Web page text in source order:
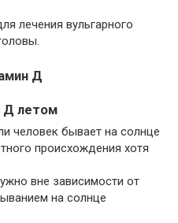
лечения вульгарного
Д летом
человек бывает на солнце
происхождения хотя
вне зависимости от
на солнце